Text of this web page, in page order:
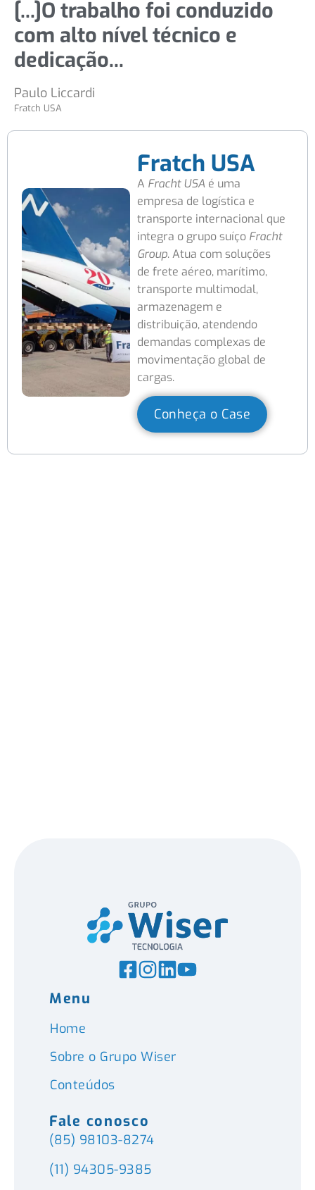
[...]O trabalho foi conduzido
com alto nível técnico e
dedicação...
Paulo Liccardi
Fratch USA
Fratch USA
A Fracht USA é uma
empresa de logística e
transporte internacional que
integra o grupo suíço Fracht
Group. Atua com soluções
de frete aéreo, marítimo,
transporte multimodal,
armazenagem e
distribuição, atendendo
demandas complexas de
movimentação global de
cargas.
Conheça o Case
Menu
Home
Sobre o Grupo Wiser
Conteúdos
Fale conosco
(85) 98103-8274
(11) 94305-9385